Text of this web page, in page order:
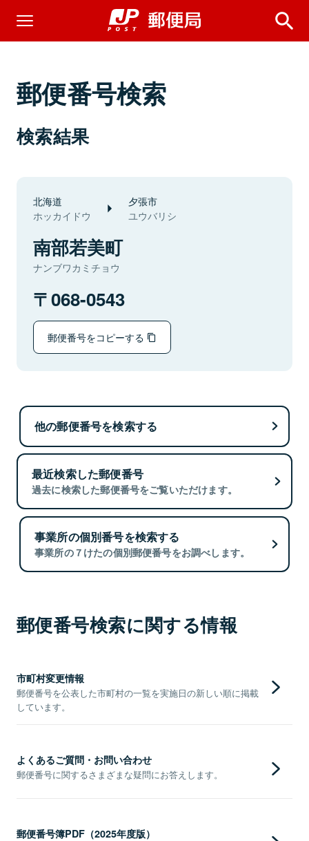
郵便番号検索
検索結果
北海道
ホッカイドウ
夕張市
ユウバリシ
南部若美町
ナンブワカミチョウ
068-0543
郵便番号をコピーする
他の郵便番号を検索する
最近検索した郵便番号
過去に検索した郵便番号をご覧いただけます。
事業所の個別番号を検索する
事業所の７けたの個別郵便番号をお調べします。
郵便番号検索に関する情報
市町村変更情報
郵便番号を公表した市町村の一覧を実施日の新しい順に掲載
しています。
よくあるご質問・お問い合わせ
郵便番号に関するさまざまな疑問にお答えします。
郵便番号簿PDF（2025年度版）